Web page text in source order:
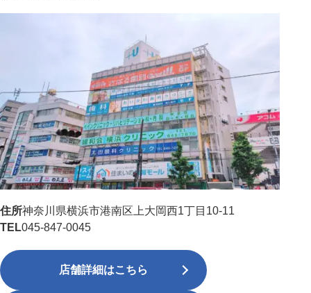
住所神奈川県横浜市港南区上大岡西1丁目10-11
TEL045-847-0045
店舗詳細はこちら